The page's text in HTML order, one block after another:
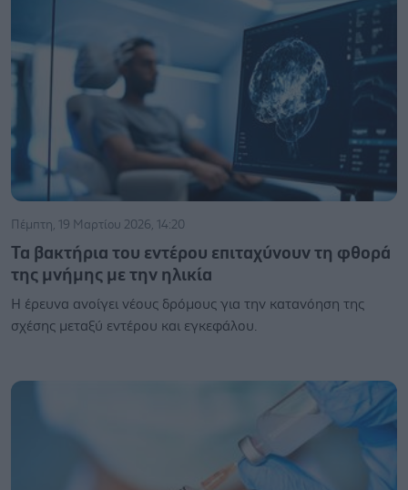
Πέμπτη, 19 Μαρτίου 2026, 14:20
Τα βακτήρια του εντέρου επιταχύνουν τη φθορά
της μνήμης με την ηλικία
Η έρευνα ανοίγει νέους δρόμους για την κατανόηση της
σχέσης μεταξύ εντέρου και εγκεφάλου.